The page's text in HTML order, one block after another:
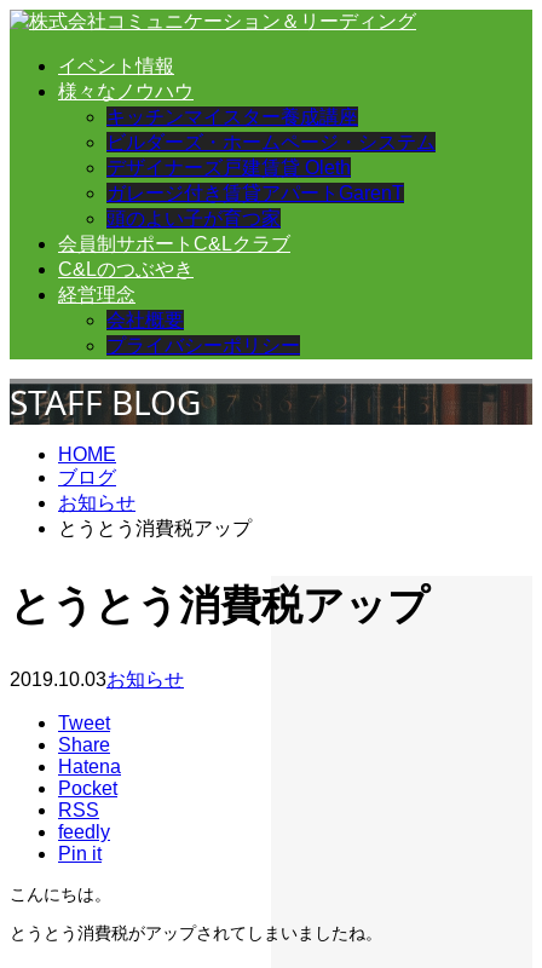
イベント情報
様々なノウハウ
キッチンマイスター養成講座
ビルダーズ・ホームページ・システム
デザイナーズ戸建賃貸 Oleth
ガレージ付き賃貸アパートGarenT
頭のよい子が育つ家
会員制サポートC&Lクラブ
C&Lのつぶやき
経営理念
会社概要
プライバシーポリシー
STAFF BLOG
HOME
ブログ
お知らせ
とうとう消費税アップ
とうとう消費税アップ
2019.10.03お知らせ
Tweet
Share
Hatena
Pocket
RSS
feedly
Pin it
こんにちは。
とうとう消費税がアップされてしまいましたね。